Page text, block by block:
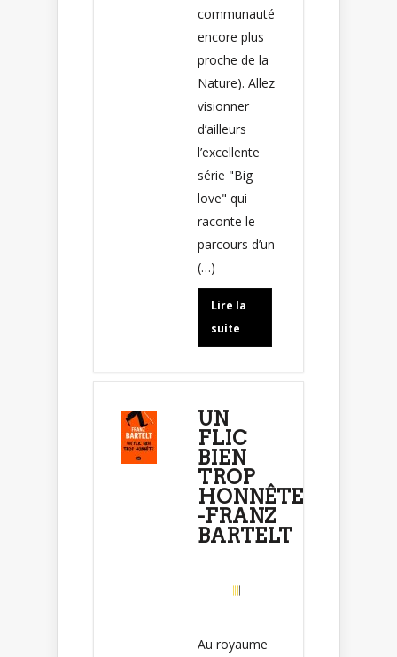
communauté
encore plus
proche de la
Nature). Allez
visionner
d’ailleurs
l’excellente
série "Big
love" qui
raconte le
parcours d’un
(…)
Lire la
suite
UN
FLIC
BIEN
TROP
HONNÊTE
-FRANZ
BARTELT
Au royaume